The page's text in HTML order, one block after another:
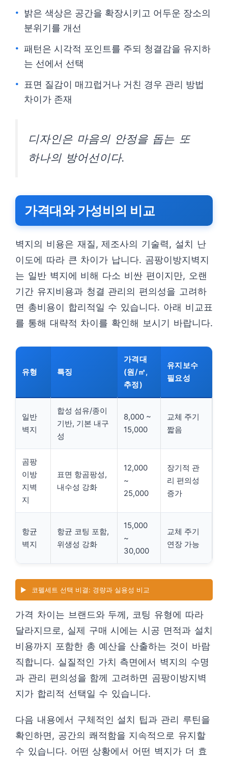
밝은 색상은 공간을 확장시키고 어두운 장소의
분위기를 개선
패턴은 시각적 포인트를 주되 청결감을 유지하
는 선에서 선택
표면 질감이 매끄럽거나 거친 경우 관리 방법
차이가 존재
디자인은 마음의 안정을 돕는 또
하나의 방어선이다.
가격대와 가성비의 비교
벽지의 비용은 재질, 제조사의 기술력, 설치 난
이도에 따라 큰 차이가 납니다. 곰팡이방지벽지
는 일반 벽지에 비해 다소 비싼 편이지만, 오랜
기간 유지비용과 청결 관리의 편의성을 고려하
면 총비용이 합리적일 수 있습니다. 아래 비교표
를 통해 대략적 차이를 확인해 보시기 바랍니다.
유형 특징
가격대
(원/㎡,
추정)
유지보수
필요성
일반
벽지
합성 섬유/종이
기반, 기본 내구
성
8,000 ~
15,000
교체 주기
짧음
곰팡
이방
지벽
지
표면 항곰팡성,
내수성 강화
12,000
~
25,000
장기적 관
리 편의성
증가
항균
벽지
항균 코팅 포함,
위생성 강화
15,000
~
30,000
교체 주기
연장 가능
▶️ 코펠세트 선택 비결: 경량과 실용성 비교
가격 차이는 브랜드와 두께, 코팅 유형에 따라
달라지므로, 실제 구매 시에는 시공 면적과 설치
비용까지 포함한 총 예산을 산출하는 것이 바람
직합니다. 실질적인 가치 측면에서 벽지의 수명
과 관리 편의성을 함께 고려하면 곰팡이방지벽
지가 합리적 선택일 수 있습니다.
다음 내용에서 구체적인 설치 팁과 관리 루틴을
확인하면, 공간의 쾌적함을 지속적으로 유지할
수 있습니다. 어떤 상황에서 어떤 벽지가 더 효